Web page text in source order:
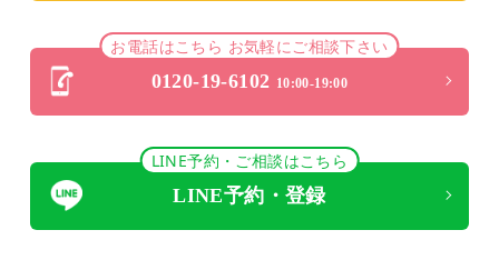
お電話はこちら お気軽にご相談下さい
0120-19-6102 10:00-19:00
LINE予約・ご相談はこちら
LINE予約・登録